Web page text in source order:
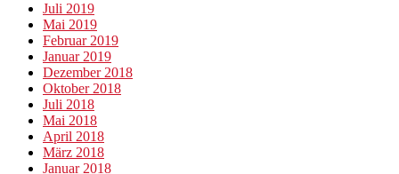
Juli 2019
Mai 2019
Februar 2019
Januar 2019
Dezember 2018
Oktober 2018
Juli 2018
Mai 2018
April 2018
März 2018
Januar 2018